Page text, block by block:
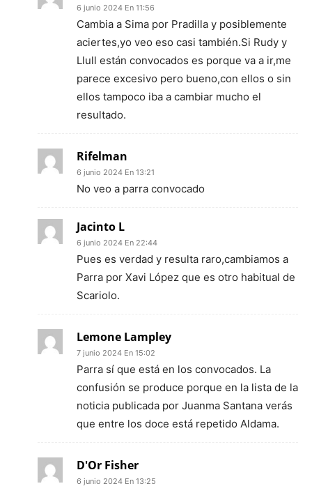
6 junio 2024 En 11:56
Cambia a Sima por Pradilla y posiblemente
aciertes,yo veo eso casi también.Si Rudy y
Llull están convocados es porque va a ir,me
parece excesivo pero bueno,con ellos o sin
ellos tampoco iba a cambiar mucho el
resultado.
Rifelman
6 junio 2024 En 13:21
No veo a parra convocado
Jacinto L
6 junio 2024 En 22:44
Pues es verdad y resulta raro,cambiamos a
Parra por Xavi López que es otro habitual de
Scariolo.
Lemone Lampley
7 junio 2024 En 15:02
Parra sí que está en los convocados. La
confusión se produce porque en la lista de la
noticia publicada por Juanma Santana verás
que entre los doce está repetido Aldama.
D'Or Fisher
6 junio 2024 En 13:25